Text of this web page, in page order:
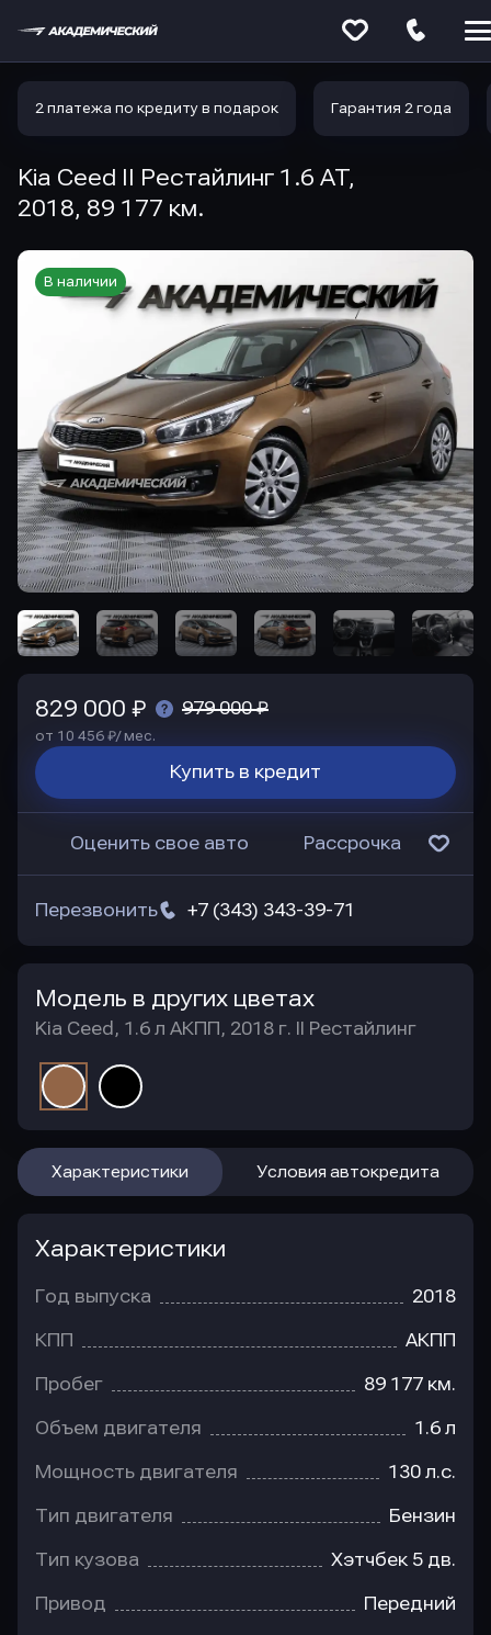
2 платежа по кредиту в подарок Гарантия 2 года
Kia Ceed II Рестайлинг 1.6 AT,
2018, 89 177 км.
В наличии
829 000 ₽ 979 000 ₽
от 10 456 ₽/ мес.
Купить в кредит
Оценить свое авто Рассрочка
+7 (343) 343-39-71
Перезвонить
Модель в других цветах
Kia Ceed, 1.6 л АКПП, 2018 г. II Рестайлинг
Характеристики Условия автокредита
Характеристики
Год выпуска 2018
КПП АКПП
Пробег 89 177 км.
Объем двигателя 1.6 л
Мощность двигателя 130 л.с.
Тип двигателя Бензин
Тип кузова Хэтчбек 5 дв.
Привод Передний